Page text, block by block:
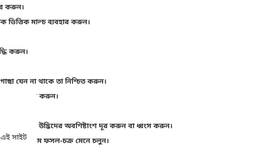
করুন।
ভিত্তিক মাল্চ ব্যবহার করুন।
করুন।
যেন না থাকে তা নিশ্চিত করুন।
পরিহার করুন।
মাধ্যমে উদ্ভিদের অবশিষ্টাংশ দূর করুন বা ধ্বংস করুন।
মাধ্যমে ফসল-চক্র মেনে চলুন।
সাইট